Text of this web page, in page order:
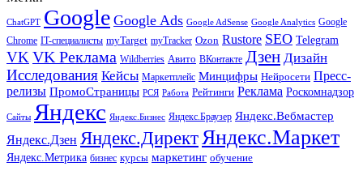
ChatGPT Google Google Ads Google AdSense Google Analytics Google
Chrome IT-специалисты myTarget myTracker Ozon Rustore SEO Telegram
VK VK Реклама Wildberries Авито ВКонтакте Дзен Дизайн
Исследования Кейсы Маркетплейс Минцифры Нейросети Пресс-
релизы ПромоСтраницы РСЯ Работа Рейтинги Реклама Роскомнадзор
Сайты Яндекс Яндекс.Бизнес Яндекс.Браузер Яндекс.Вебмастер
Яндекс.Дзен Яндекс.ДиректЯндекс.Маркет
Яндекс.Метрика бизнес курсы маркетинг обучение